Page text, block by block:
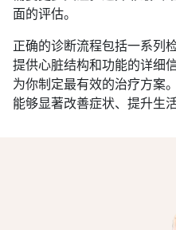
面的评估。
正确的诊断流程包括一系列
提供心脏结构和功能的详细
为你制定最有效的治疗方案
能够显著改善症状、提升生